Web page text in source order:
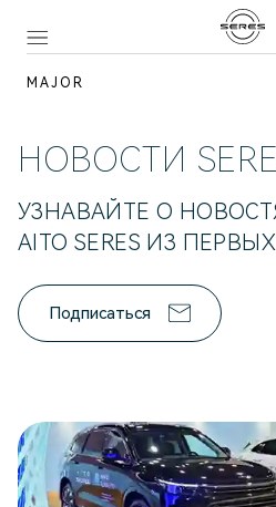
MAJOR
НОВОСТИ
УЗНАВАЙТЕ О
AITO SERES ИЗ
Подписаться